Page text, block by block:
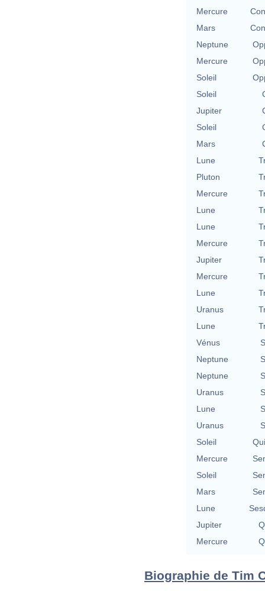
Mercure
Mars
Neptune
Mercure
Soleil
Soleil
Jupiter
Soleil
Mars
Lune
Pluton
Mercure
Lune
Lune
Mercure
Jupiter
Mercure
Lune
Uranus
Lune
Vénus
Neptune
Neptune
Uranus
Lune
Uranus
Soleil
Mercure
Soleil
Mars
Lune
Jupiter
Mercure
Biographie de Tim